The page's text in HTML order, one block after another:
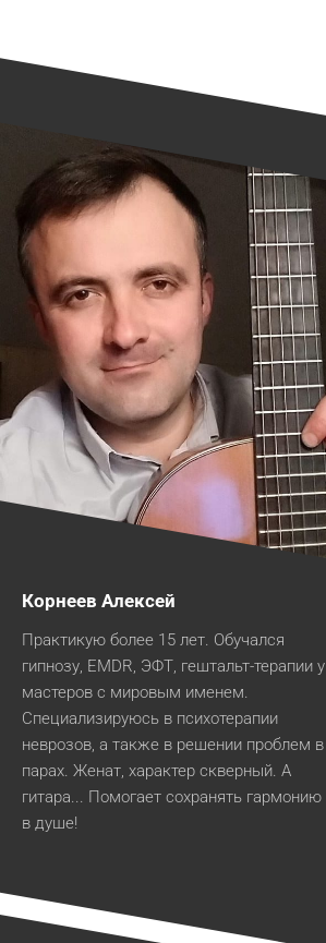
Корнеев Алексей
Практикую более 15 лет. Обучался
гипнозу, EMDR, ЭФТ, гештальт-терапии у
мастеров с мировым именем.
Специализируюсь в психотерапии
неврозов, а также в решении проблем в
парах. Женат, характер скверный. А
гитара... Помогает сохранять гармонию
в душе!